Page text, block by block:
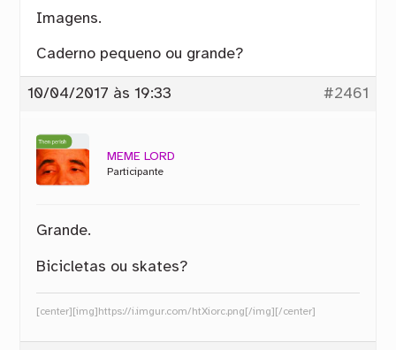
Imagens.
Caderno pequeno ou grande?
10/04/2017 às 19:33 #2461
MEME LORD
Participante
Grande.
Bicicletas ou skates?
[center][img]https://i.imgur.com/htXiorc.png[/img][/center]